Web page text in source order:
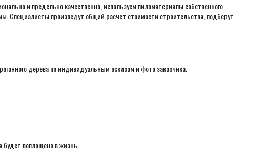
и предельно качественно, используем пиломатериалы собственного
Специалисты произведут общий расчет стоимости строительства, подберут
дерева по индивидуальным эскизам и фото заказчика.
воплощено в жизнь.